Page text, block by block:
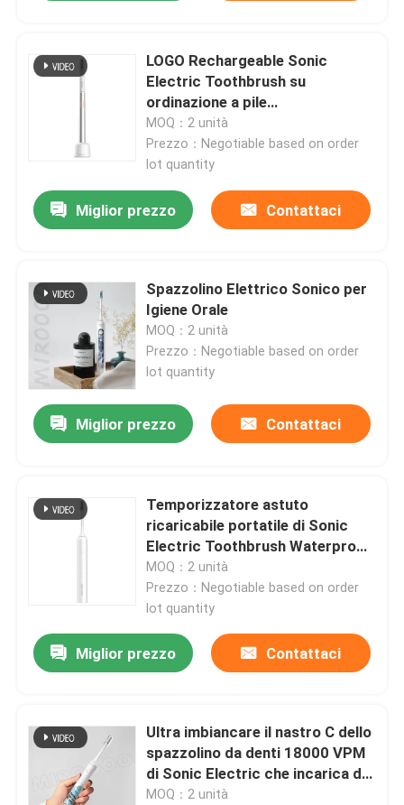
LOGO Rechargeable Sonic
Electric Toothbrush su
ordinazione a pile
impermeabilizza
MOQ：2 unità
Prezzo：Negotiable based on order
lot quantity
Miglior prezzo Contattaci
Spazzolino Elettrico Sonico per
Igiene Orale
MOQ：2 unità
Prezzo：Negotiable based on order
lot quantity
Miglior prezzo Contattaci
Temporizzatore astuto
ricaricabile portatile di Sonic
Electric Toothbrush Waterproof
IPX7
MOQ：2 unità
Prezzo：Negotiable based on order
lot quantity
Miglior prezzo Contattaci
Ultra imbiancare il nastro C dello
spazzolino da denti 18000 VPM
di Sonic Electric che incarica di
3 modi
MOQ：2 unità